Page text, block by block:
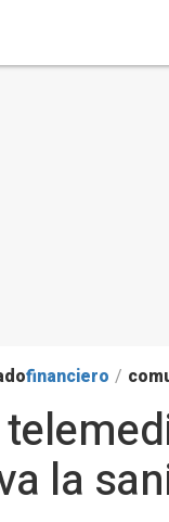
financiero /
la